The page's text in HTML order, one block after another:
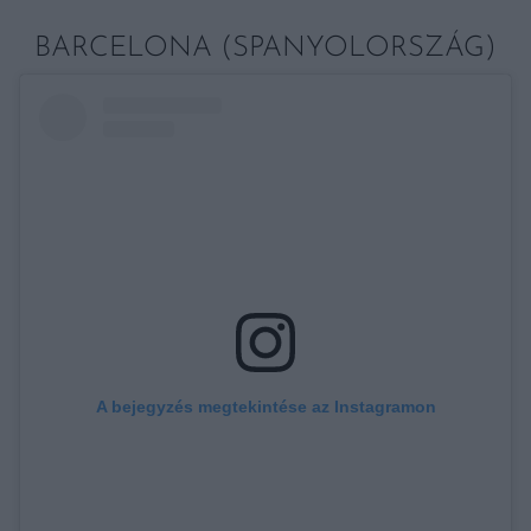
BARCELONA (SPANYOLORSZÁG)
A bejegyzés megtekintése az Instagramon